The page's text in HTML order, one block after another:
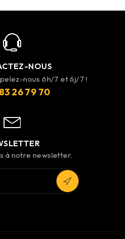
NOUS
nous 6h/7 et 6j/7 !
26 79 70
à notre newsletter.